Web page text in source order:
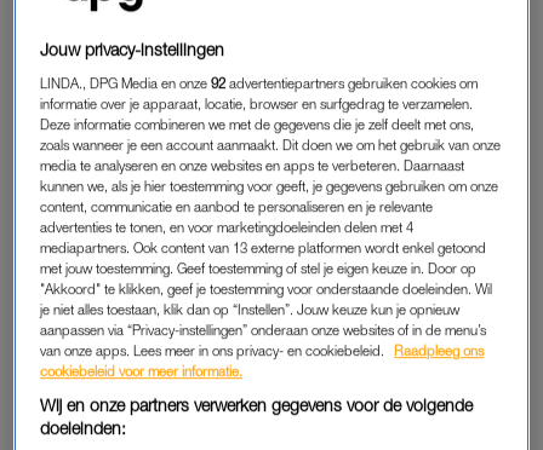
het doodschieten van de zestienjarige Hümeyra.
E. schoot het meisje vorig jaar dood in de fietsenstalling onder
haar school, nadat hij haar langdurig stalkte.
CELSTRAF
HetOpenbaar Ministerie eiste twintig jaar celstrafen tbs met
dwangverpleging wegens moord, omdat E. haar met
voorbedachten rade zou hebben gedood. De rechtbank
oordeelde vrijdag dat er onvoldoende bewijs is voor een
vooropgezet plan en gaat uit van een impulsieve daad.
Daarom is E. nu veroordeeld voor doodslag.
De nabestaanden zijn woedend over de straf. Na de uitspraak
bonkten ze hard op de ramen van de publieke tribune. Ze
Jouw privacy-instellingen
LINDA., DPG Media en onze92 advertentiepartners gebruiken cookies om
informatie over je apparaat, locatie, browser en surfgedrag te verzamelen.
Deze informatie combineren we met de gegevens die je zelf deelt met ons,
zoals wanneer je een account aanmaakt. Dit doen we om het gebruik van onze
media te analyseren en onze websites en apps te verbeteren. Daarnaast
kunnen we, als je hier toestemming voor geeft, je gegevens gebruiken om onze
content, communicatie en aanbod te personaliseren en je relevante
advertenties te tonen, en voor marketingdoeleinden delen met 4
mediapartners. Ook content van 13 externe platformen wordt enkel getoond
met jouw toestemming. Geef toestemming of stel je eigen keuze in. Door op
"Akkoord" te klikken, geef je toestemming voor onderstaande doeleinden. Wil
je niet alles toestaan, klik dan op “Instellen”. Jouw keuze kun je opnieuw
aanpassen via “Privacy-instellingen” onderaan onze websites of in de menu’s
van onze apps. Lees meer in ons privacy- en cookiebeleid.
Raadpleeg ons
cookiebeleid voor meer informatie.
Wij en onze partners verwerken gegevens voor de volgende
doeleinden: